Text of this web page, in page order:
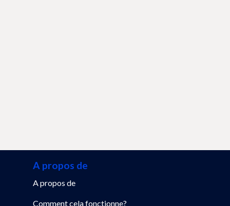
A propos de
A propos de
Comment cela fonctionne?